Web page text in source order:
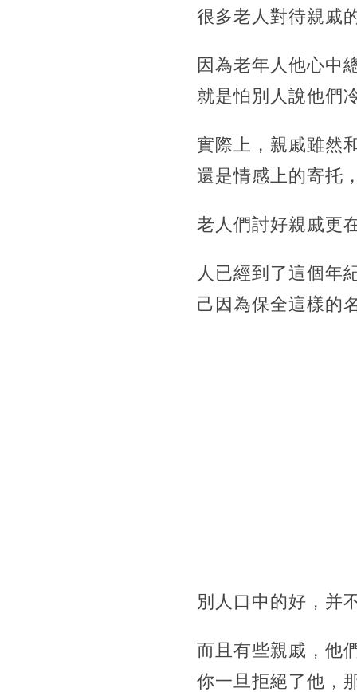
很多老人對待親戚
因為老年人他心中
就是怕別人說他們
實際上，親戚雖然
還是情感上的寄托
老人們討好親戚更
人已經到了這個年
己因為保全這樣的
別人口中的好，并
而且有些親戚，他
你一旦拒絕了他，